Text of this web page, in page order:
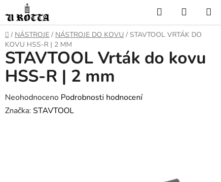
na
obsah
Hledat
KOŠÍK
DOMŮ
/ NÁSTROJE / NÁSTROJE DO KOVU / STAVTOOL VRTÁK DO
KOVU HSS-R | 2 MM
STAVTOOL Vrták do kovu
HSS-R | 2 mm
Průměrné
hodnocení
Neohodnoceno Podrobnosti hodnocení
Značka: STAVTOOL